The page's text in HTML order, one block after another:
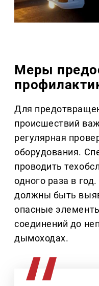
Меры
Для
происшествий
регулярная
оборудования.
проводить
одного раза в
должны быть
опасные
соединений до
дымоходах.